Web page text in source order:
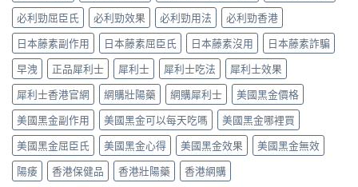
必利勁屈臣氏
必利勁效果 必利勁用法
必利勁香港
日本藤素副作用
日本藤素屈臣氏 日本藤素沒用
日本藤素詐騙
早洩
正品犀利士 犀利士 犀利士吃法
犀利士效果
犀利士香港官網
網購壯陽藥 網購犀利士
美國黑金價格
美國黑金副作用
美國黑金可以每天吃嗎
美國黑金哪裡買
美國黑金屈臣氏
美國黑金心得 美國黑金效果
美國黑金無效
陽痿
香港保健品 香港壯陽藥 香港網購